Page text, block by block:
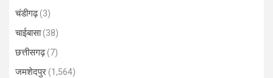
चंडीगढ़(3)
चाईबासा(38)
छत्तीसगढ़(7)
जमशेदपुर(1,564)